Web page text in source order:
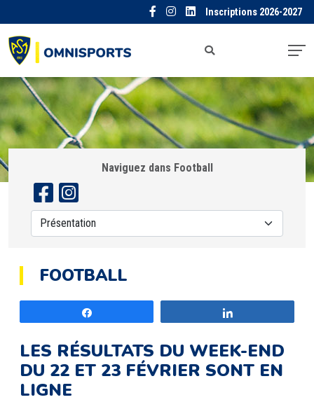
Inscriptions 2026-2027
Naviguez dans Football
FOOTBALL
LES RÉSULTATS DU WEEK-END
DU 22 ET 23 FÉVRIER SONT EN
LIGNE